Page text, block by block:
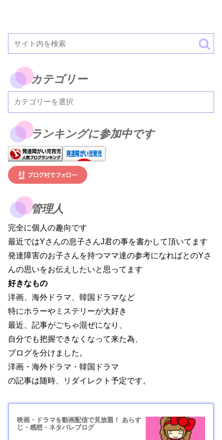
カテゴリー
ランキングに参加中です
管理人
完全に個人の趣向です
最近ではYさんの息子さんJ君の事を書かして頂いてます
発達障害のお子さんを持つママ達の参考になればとのYさ
んの思いをお伝えしたいと思ってます
好きなもの
洋画、海外ドラマ、韓国ドラマなど
特にホラーやミステリーが大好き
最近、記事がごちゃ混ぜになり、
自分でも把握できなくなって来た為、
ブログを分けました。
洋画・海外ドラマ・韓国ドラマ
の記事は随時、リダイレクト予定です。
映画・ドラマを動画配信で見放題！ あらす
じ・感想・ネタバレブログ